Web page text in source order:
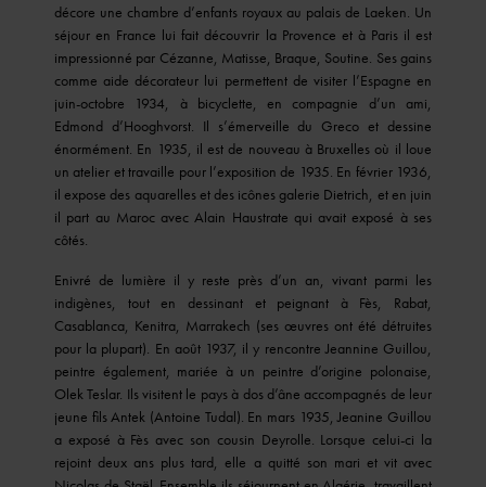
décore une chambre d’enfants royaux au palais de Laeken. Un
séjour en France lui fait découvrir la Provence et à Paris il est
impressionné par Cézanne, Matisse, Braque, Soutine. Ses gains
comme aide décorateur lui permettent de visiter l’Espagne en
juin-octobre 1934, à bicyclette, en compagnie d’un ami,
Edmond d’Hooghvorst. Il s’émerveille du Greco et dessine
énormément. En 1935, il est de nouveau à Bruxelles où il loue
un atelier et travaille pour l’exposition de 1935. En février 1936,
il expose des aquarelles et des icônes galerie Dietrich, et en juin
il part au Maroc avec Alain Haustrate qui avait exposé à ses
côtés.
Enivré de lumière il y reste près d’un an, vivant parmi les
indigènes, tout en dessinant et peignant à Fès, Rabat,
Casablanca, Kenitra, Marrakech (ses œuvres ont été détruites
pour la plupart). En août 1937, il y rencontre Jeannine Guillou,
peintre également, mariée à un peintre d’origine polonaise,
Olek Teslar. Ils visitent le pays à dos d’âne accompagnés de leur
jeune fils Antek (Antoine Tudal). En mars 1935, Jeanine Guillou
a exposé à Fès avec son cousin Deyrolle. Lorsque celui-ci la
rejoint deux ans plus tard, elle a quitté son mari et vit avec